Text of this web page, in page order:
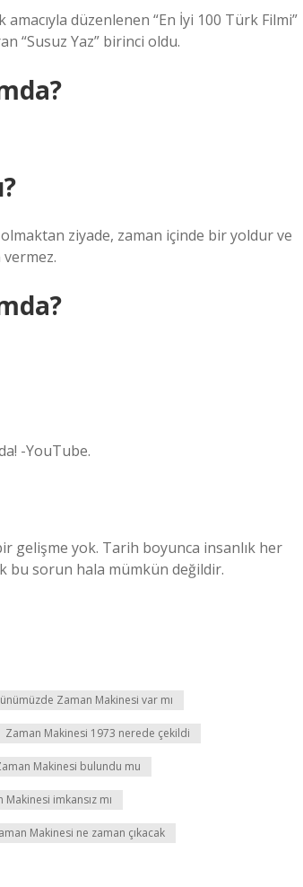
amacıyla düzenlenen “En İyi 100 Türk Filmi”
“Susuz Yaz” birinci oldu.
ziyade, zaman içinde bir yoldur ve
-YouTube.
gelişme yok. Tarih boyunca insanlık her
bu sorun hala mümkün değildir.
Zaman Makinesi var mı
Zaman Makinesi 1973 nerede çekildi
Makinesi bulundu mu
Makinesi imkansız mı
Makinesi ne zaman çıkacak